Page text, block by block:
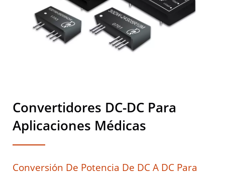
Convertidores DC-DC Para
Aplicaciones Médicas
Conversión De Potencia De DC A DC Para